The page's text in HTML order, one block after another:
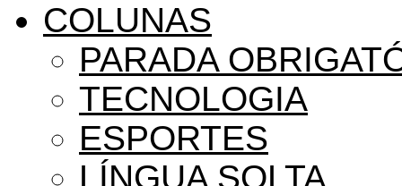
COLUNAS
PARADA
TECNOLOGIA
ESPORTES
LÍNGUA SOLTA